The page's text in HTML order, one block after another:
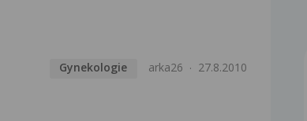
Gynekologie arka26 27.8.2010